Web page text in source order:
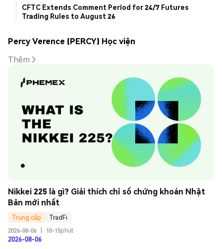
CFTC Extends Comment Period for 24/7 Futures
Trading Rules to August 26
Percy Verence (PERCY) Học viện
Thêm
Nikkei 225 là gì? Giải thích chỉ số chứng khoán Nhật
Bản mới nhất
Trung cấp
TradFi
2026-08-06
10-15phút
2026-08-06